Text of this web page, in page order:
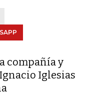
compañía y
Iglesias